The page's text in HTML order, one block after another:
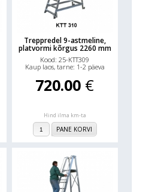
Treppredel 9-astmeline,
platvormi kõrgus 2260 mm
Kood: 25-KTT309
Kaup laos, tarne: 1-2 päeva
720.00 €
Hind ilma km-ta
PANE KORVI